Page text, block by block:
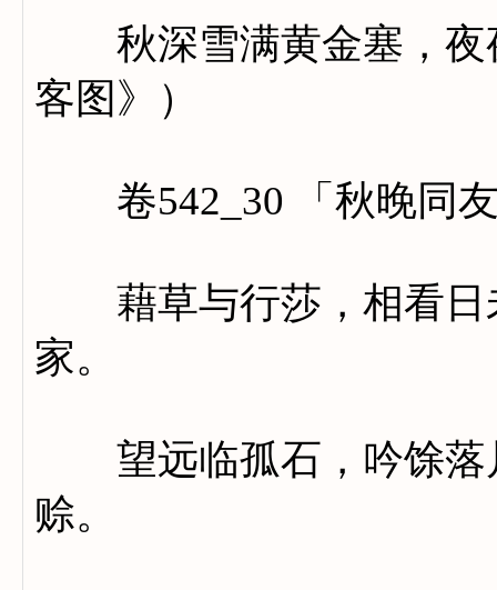
秋深雪满黄金塞，夜
客图》）
卷542_30 「秋晚同友
藉草与行莎，相看日
家。
望远临孤石，吟馀落
赊。